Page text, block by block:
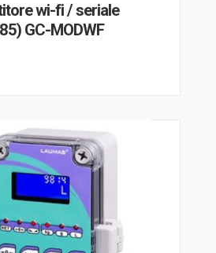
wi-fi / seriale
GC-MODWF